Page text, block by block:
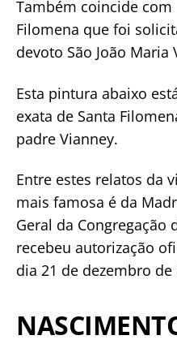
Também coincide
Filomena que foi
devoto São João Maria
Esta pintura abaixo
exata de Santa
padre Vianney.
Entre estes relatos da
mais famosa é da
Geral da Congregação
recebeu autorização
dia 21 de dezembro de